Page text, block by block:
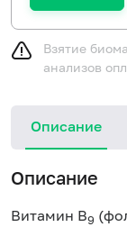
Взятие
анализов
Описание
Описание
Витамин В9